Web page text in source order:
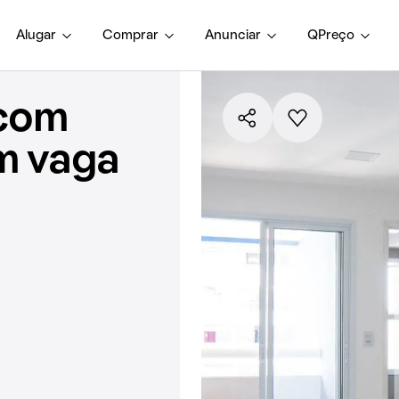
Alugar Comprar Anunciar QPreço
vaga